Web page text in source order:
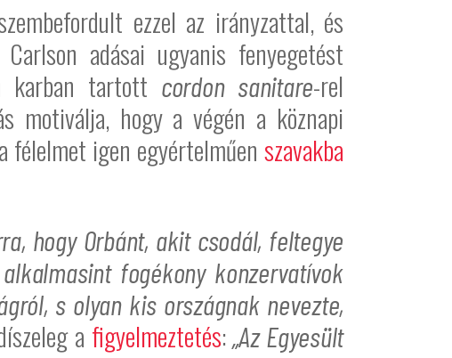
ezzel az irányzattal, és
adásai ugyanis fenyegetést
karban tartott cordon sanitare-rel
motiválja, hogy a végén a köznapi
félelmet igen egyértelműen szavakba
hogy Orbánt, akit csodál, feltegye
fogékony konzervatívok
s olyan kis országnak nevezte,
a figyelmeztetés:„Az Egyesült